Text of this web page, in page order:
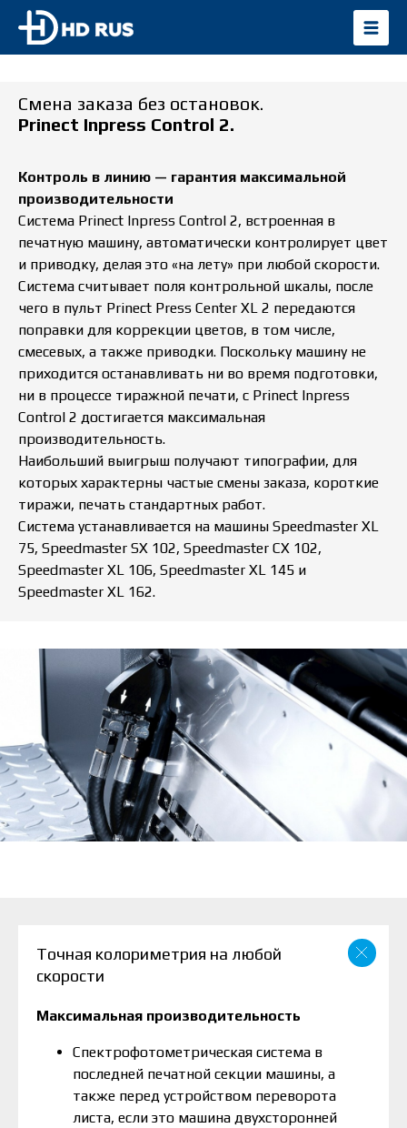
Смена заказа без остановок.
Prinect Inpress Control 2.
Контроль в линию — гарантия максимальной
производительности
Система Prinect Inpress Control 2, встроенная в
печатную машину, автоматически контролирует цвет
и приводку, делая это «на лету» при любой скорости.
Система считывает поля контрольной шкалы, после
чего в пульт Prinect Press Center XL 2 передаются
поправки для коррекции цветов, в том числе,
смесевых, а также приводки. Поскольку машину не
приходится останавливать ни во время подготовки,
ни в процессе тиражной печати, с Prinect Inpress
Control 2 достигается максимальная
производительность.
Наибольший выигрыш получают типографии, для
которых характерны частые смены заказа, короткие
тиражи, печать стандартных работ.
Система устанавливается на машины Speedmaster XL
75, Speedmaster SX 102, Speedmaster CX 102,
Speedmaster XL 106, Speedmaster XL 145 и
Speedmaster XL 162.
Точная колориметрия на любой
скорости
Максимальная производительность
Спектрофотометрическая система в
последней печатной секции машины, а
также перед устройством переворота
листа, если это машина двухсторонней